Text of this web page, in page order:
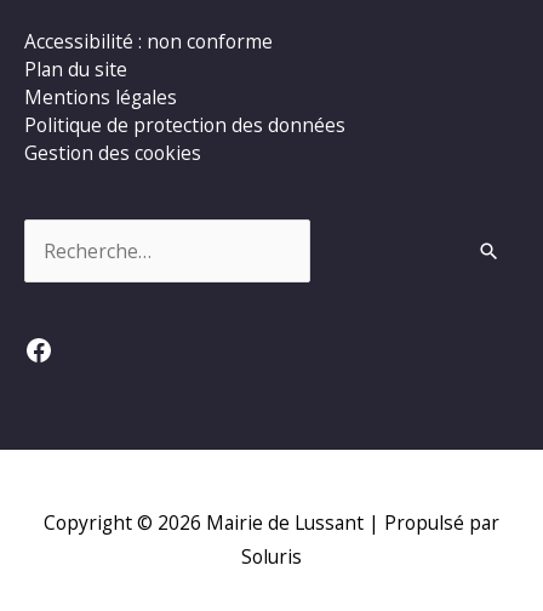
Accessibilité : non conforme
Plan du site
Mentions légales
Politique de protection des données
Gestion des cookies
Facebook
Copyright © 2026 Mairie de Lussant | Propulsé par
Soluris